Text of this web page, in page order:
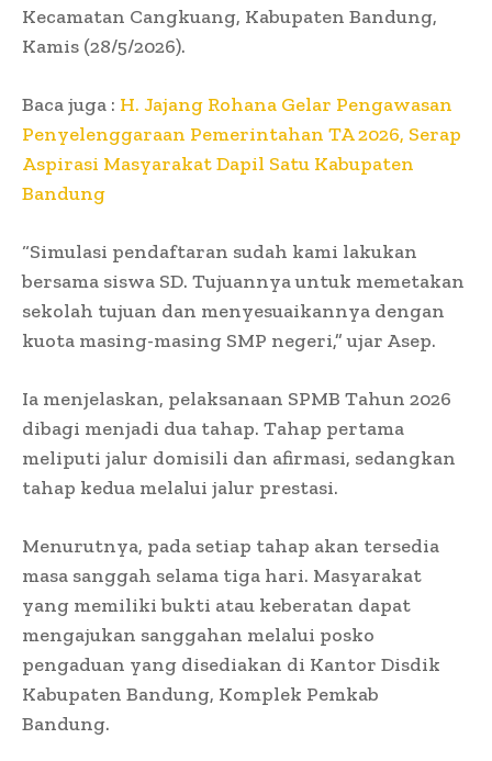
Kecamatan Cangkuang, Kabupaten Bandung,
Kamis (28/5/2026).
Baca juga : H. Jajang Rohana Gelar Pengawasan
Penyelenggaraan Pemerintahan TA 2026, Serap
Aspirasi Masyarakat Dapil Satu Kabupaten
Bandung
“Simulasi pendaftaran sudah kami lakukan
bersama siswa SD. Tujuannya untuk memetakan
sekolah tujuan dan menyesuaikannya dengan
kuota masing-masing SMP negeri,” ujar Asep.
Ia menjelaskan, pelaksanaan SPMB Tahun 2026
dibagi menjadi dua tahap. Tahap pertama
meliputi jalur domisili dan afirmasi, sedangkan
tahap kedua melalui jalur prestasi.
Menurutnya, pada setiap tahap akan tersedia
masa sanggah selama tiga hari. Masyarakat
yang memiliki bukti atau keberatan dapat
mengajukan sanggahan melalui posko
pengaduan yang disediakan di Kantor Disdik
Kabupaten Bandung, Komplek Pemkab
Bandung.